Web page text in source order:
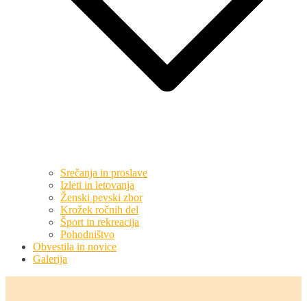
Srečanja in proslave
Izleti in letovanja
Ženski pevski zbor
Krožek ročnih del
Šport in rekreacija
Pohodništvo
Obvestila in novice
Galerija